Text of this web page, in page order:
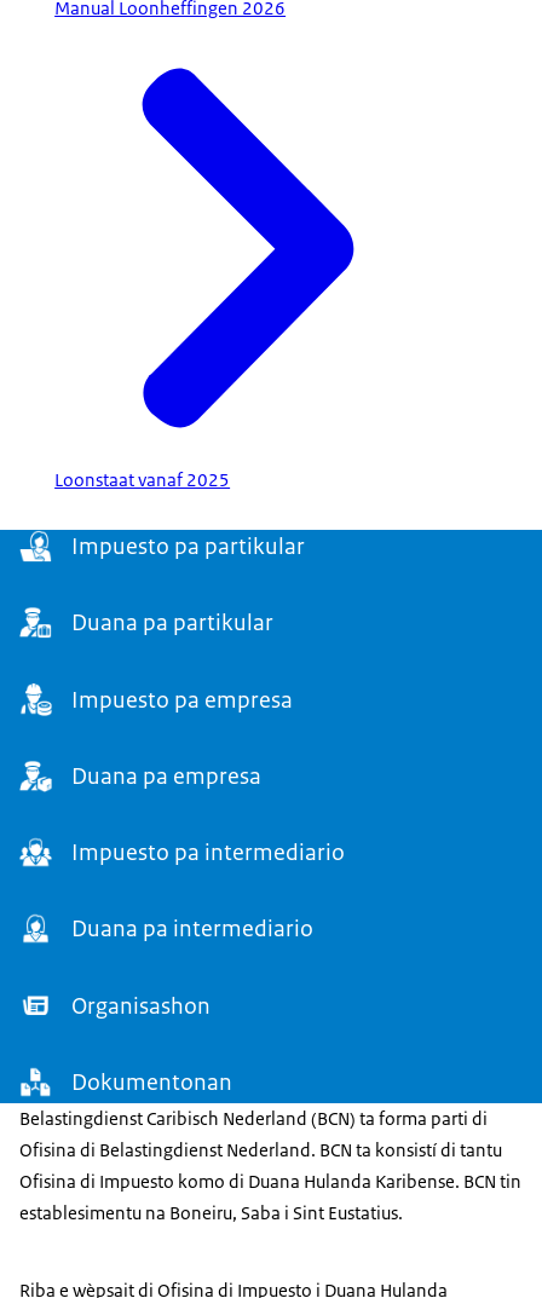
Manual Loonheffingen 2026
Loonstaat vanaf 2025
Navigation block redakshonal
Impuesto pa partikular
Duana pa partikular
Impuesto pa empresa
Duana pa empresa
Impuesto pa intermediario
Duana pa intermediario
Organisashon
Dokumentonan
Belastingdienst Caribisch Nederland (BCN) ta forma parti di
Ofisina di Belastingdienst Nederland. BCN ta konsistí di tantu
Ofisina di Impuesto komo di Duana Hulanda Karibense. BCN tin
establesimentu na Boneiru, Saba i Sint Eustatius.
Riba e wèpsait di Ofisina di Impuesto i Duana Hulanda